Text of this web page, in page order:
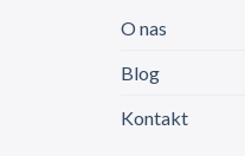
O nas
Blog
Kontakt